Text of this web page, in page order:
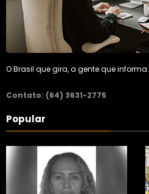
O Brasil que gira, a gente que informa.
Contato: (64) 3631-2775
Popular